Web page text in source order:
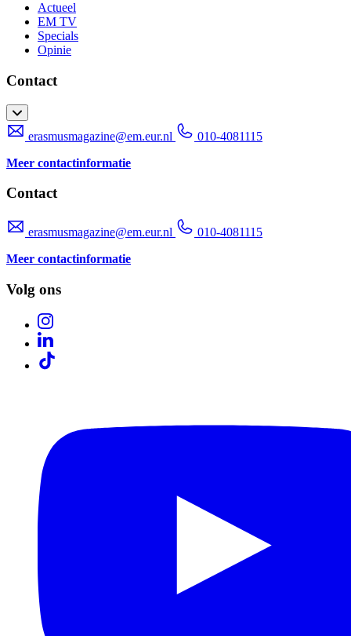
Actueel
EM TV
Specials
Opinie
Contact
erasmusmagazine@em.eur.nl
010-4081115
Meer contactinformatie
Contact
erasmusmagazine@em.eur.nl
010-4081115
Meer contactinformatie
Volg ons